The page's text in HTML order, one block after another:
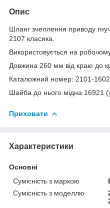
Опис
Шланг зчеплення приводу
2107 класика.
Використовується на
Довжина 260 мм від краю до
Каталожний номер: 2101-
Шайба до нього мідна 16921
Приховати
Характеристики
Основні
Сумісність з маркою
Сумісність з моделлю